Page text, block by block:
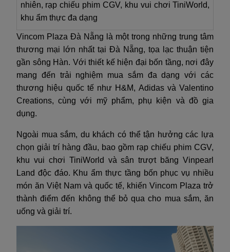
nhiên, rạp chiếu phim CGV, khu vui chơi TiniWorld,
khu ẩm thực đa dạng
Vincom Plaza Đà Nẵng là một trong những trung tâm
thương mại lớn nhất tại Đà Nẵng, tọa lạc thuận tiện
gần sông Hàn. Với thiết kế hiện đại bốn tầng, nơi đây
mang đến trải nghiệm mua sắm đa dạng với các
thương hiệu quốc tế như H&M, Adidas và Valentino
Creations, cùng với mỹ phẩm, phụ kiện và đồ gia
dụng.
Ngoài mua sắm, du khách có thể tận hưởng các lựa
chọn giải trí hàng đầu, bao gồm rạp chiếu phim CGV,
khu vui chơi TiniWorld và sân trượt băng Vinpearl
Land độc đáo. Khu ẩm thực tầng bốn phục vụ nhiều
món ăn Việt Nam và quốc tế, khiến Vincom Plaza trở
thành điểm đến không thể bỏ qua cho mua sắm, ăn
uống và giải trí.